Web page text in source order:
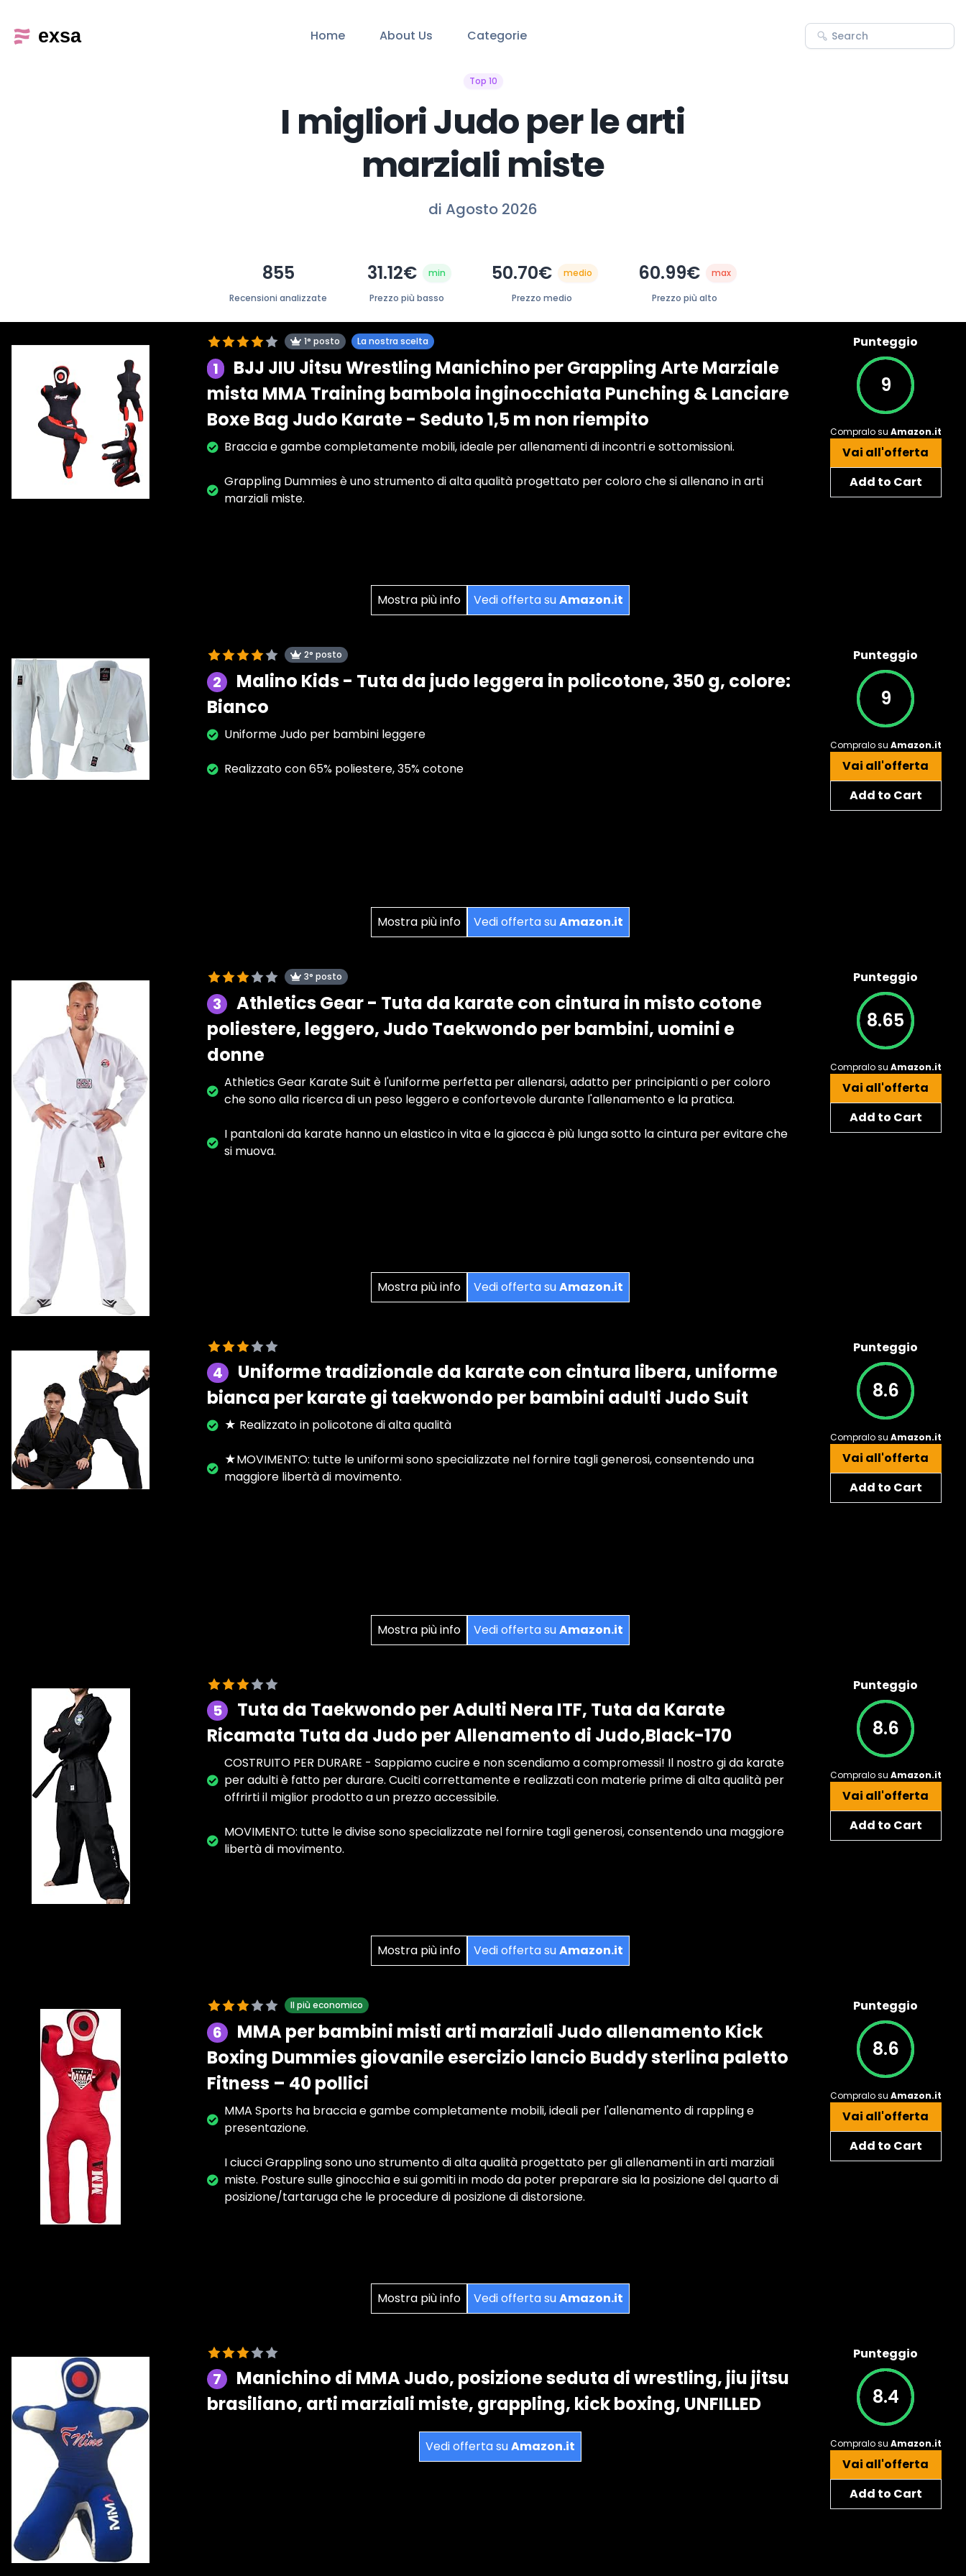
Home About Us Categorie
Top 10
I migliori Judo per le arti
marziali miste
di Agosto 2026
855
Recensioni analizzate
31.12€ min
Prezzo più basso
50.70€ medio
Prezzo medio
60.99€ max
Prezzo più alto
1° posto La nostra scelta
1
BJJ JIU Jitsu Wrestling Manichino per Grappling Arte Marziale
mista MMA Training bambola inginocchiata Punching & Lanciare
Boxe Bag Judo Karate - Seduto 1,5 m non riempito
Braccia e gambe completamente mobili, ideale per allenamenti di incontri e sottomissioni.
Grappling Dummies è uno strumento di alta qualità progettato per coloro che si allenano in arti
marziali miste.
Mostra più info Vedi offerta suAmazon.it
Punteggio
9
Compralo su Amazon.it
Vai all'offerta
Add to Cart
2° posto
2
Malino Kids - Tuta da judo leggera in policotone, 350 g, colore:
Bianco
Uniforme Judo per bambini leggere
Realizzato con 65% poliestere, 35% cotone
Mostra più info Vedi offerta suAmazon.it
Punteggio
9
Compralo su Amazon.it
Vai all'offerta
Add to Cart
3° posto
3
Athletics Gear - Tuta da karate con cintura in misto cotone
poliestere, leggero, Judo Taekwondo per bambini, uomini e
donne
Athletics Gear Karate Suit è l'uniforme perfetta per allenarsi, adatto per principianti o per coloro
che sono alla ricerca di un peso leggero e confortevole durante l'allenamento e la pratica.
I pantaloni da karate hanno un elastico in vita e la giacca è più lunga sotto la cintura per evitare che
si muova.
Mostra più info Vedi offerta suAmazon.it
Punteggio
8.65
Compralo su Amazon.it
Vai all'offerta
Add to Cart
4
Uniforme tradizionale da karate con cintura libera, uniforme
bianca per karate gi taekwondo per bambini adulti Judo Suit
★ Realizzato in policotone di alta qualità
★MOVIMENTO: tutte le uniformi sono specializzate nel fornire tagli generosi, consentendo una
maggiore libertà di movimento.
Mostra più info Vedi offerta suAmazon.it
Punteggio
8.6
Compralo su Amazon.it
Vai all'offerta
Add to Cart
5
Tuta da Taekwondo per Adulti Nera ITF, Tuta da Karate
Ricamata Tuta da Judo per Allenamento di Judo,Black-170
COSTRUITO PER DURARE - Sappiamo cucire e non scendiamo a compromessi! Il nostro gi da karate
per adulti è fatto per durare. Cuciti correttamente e realizzati con materie prime di alta qualità per
offrirti il miglior prodotto a un prezzo accessibile.
MOVIMENTO: tutte le divise sono specializzate nel fornire tagli generosi, consentendo una maggiore
libertà di movimento.
Mostra più info Vedi offerta suAmazon.it
Punteggio
8.6
Compralo su Amazon.it
Vai all'offerta
Add to Cart
Il più economico
6
MMA per bambini misti arti marziali Judo allenamento Kick
Boxing Dummies giovanile esercizio lancio Buddy sterlina paletto
Fitness – 40 pollici
MMA Sports ha braccia e gambe completamente mobili, ideali per l'allenamento di rappling e
presentazione.
I ciucci Grappling sono uno strumento di alta qualità progettato per gli allenamenti in arti marziali
miste. Posture sulle ginocchia e sui gomiti in modo da poter preparare sia la posizione del quarto di
posizione/tartaruga che le procedure di posizione di distorsione.
Mostra più info Vedi offerta suAmazon.it
Punteggio
8.6
Compralo su Amazon.it
Vai all'offerta
Add to Cart
7
Manichino di MMA Judo, posizione seduta di wrestling, jiu jitsu
brasiliano, arti marziali miste, grappling, kick boxing, UNFILLED
Vedi offerta suAmazon.it
Punteggio
8.4
Compralo su Amazon.it
Vai all'offerta
Add to Cart